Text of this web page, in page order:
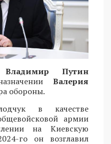
Владимир Путин
Валерия
обороны.
в качестве
армии
на Киевскую
го он возглавил